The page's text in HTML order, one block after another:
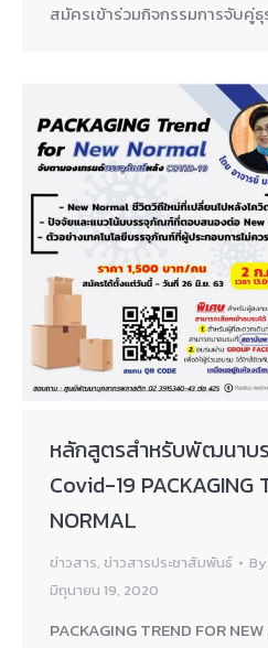
สมัครเข้าร่วมกิจกรรมการจับคู่
หลักสูตรสำหรับพัฒนาบ
Covid-19 PACKAGING
NORMAL
ข่าวสาร, ข่าวสารประชาสัมพันธ์ By
มิถุนายน 19, 2020
PACKAGING TREND FOR